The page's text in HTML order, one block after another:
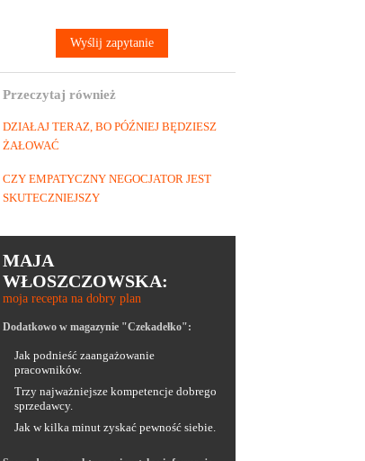
Wyślij zapytanie
Przeczytaj również
DZIAŁAJ TERAZ, BO PÓŹNIEJ BĘDZIESZ
ŻAŁOWAĆ
CZY EMPATYCZNY NEGOCJATOR JEST
SKUTECZNIEJSZY
MAJA
WŁOSZCZOWSKA:
moja recepta na dobry plan
Dodatkowo w magazynie "Czekadełko":
Jak podnieść zaangażowanie
pracowników.
Trzy najważniejsze kompetencje dobrego
sprzedawcy.
Jak w kilka minut zyskać pewność siebie.